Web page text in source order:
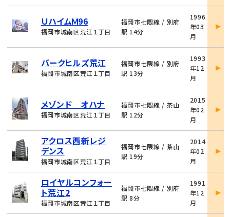
ＵハイムＭ96
福岡市城南区荒江１丁目
福岡市七隈線 / 別府
駅 14分
1996
年03
月
詳
パークヒルズ荒江
福岡市城南区荒江１丁目
福岡市七隈線 / 別府
駅 13分
1993
年12
月
詳
メゾンド オハナ
福岡市城南区荒江１丁目
福岡市七隈線 / 茶山
駅 12分
2015
年02
月
詳
アクロス西新レジ
デンス
福岡市城南区荒江１丁目
福岡市七隈線 / 茶山
駅 19分
2014
年02
月
詳
ロイヤルコンフォー
ト荒江2
福岡市城南区荒江１丁目
福岡市七隈線 / 別府
駅 8分
1991
年12
月
詳